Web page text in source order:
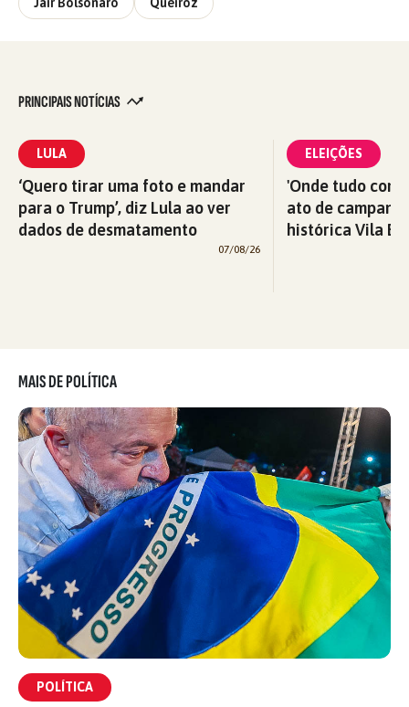
PRINCIPAIS NOTÍCIAS
LULA
‘Quero tirar uma foto e mandar
para o Trump’, diz Lula ao ver
dados de desmatamento
07/08/26
ELEIÇÕES
'Onde tudo
ato de
histórica Vila
MAIS DE POLÍTICA
POLÍTICA